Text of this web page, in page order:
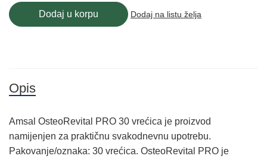
Dodaj u korpu Dodaj na listu želja
Opis
Amsal OsteoRevital PRO 30 vrećica je proizvod
namijenjen za praktičnu svakodnevnu upotrebu.
Pakovanje/oznaka: 30 vrećica. OsteoRevital PRO je